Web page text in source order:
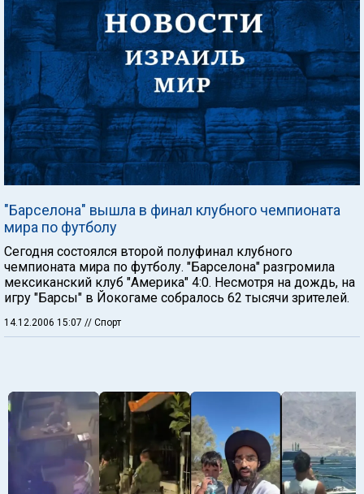
"Барселона" вышла в финал клубного чемпионата
мира по футболу
Сегодня состоялся второй полуфинал клубного
чемпионата мира по футболу. "Барселона" разгромила
мексиканский клуб "Америка" 4:0. Несмотря на дождь, на
игру "Барсы" в Йокогаме собралось 62 тысячи зрителей.
14.12.2006 15:07 // Спорт